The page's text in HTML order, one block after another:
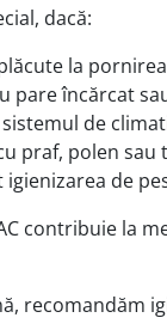
dacă:
la
pare încărcat
de
praf, polen sau
de
contribuie la
recomandăm